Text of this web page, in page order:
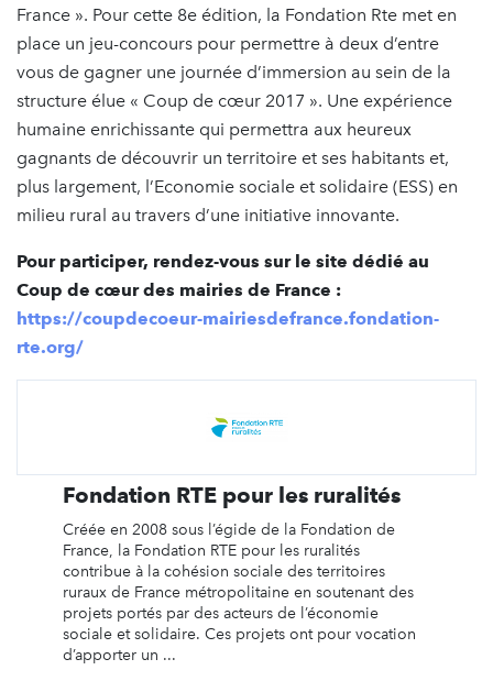
France ». Pour cette 8e édition, la Fondation Rte met en
place un jeu-concours pour permettre à deux d’entre
vous de gagner une journée d’immersion au sein de la
structure élue « Coup de cœur 2017 ». Une expérience
humaine enrichissante qui permettra aux heureux
gagnants de découvrir un territoire et ses habitants et,
plus largement, l’Economie sociale et solidaire (ESS) en
milieu rural au travers d’une initiative innovante.
Pour participer, rendez-vous sur le site dédié au
Coup de cœur des mairies de France :
https://coupdecoeur-mairiesdefrance.fondation-
rte.org/
Fondation RTE pour les ruralités
Créée en 2008 sous l’égide de la Fondation de
France, la Fondation RTE pour les ruralités
contribue à la cohésion sociale des territoires
ruraux de France métropolitaine en soutenant des
projets portés par des acteurs de l’économie
sociale et solidaire. Ces projets ont pour vocation
d’apporter un ...